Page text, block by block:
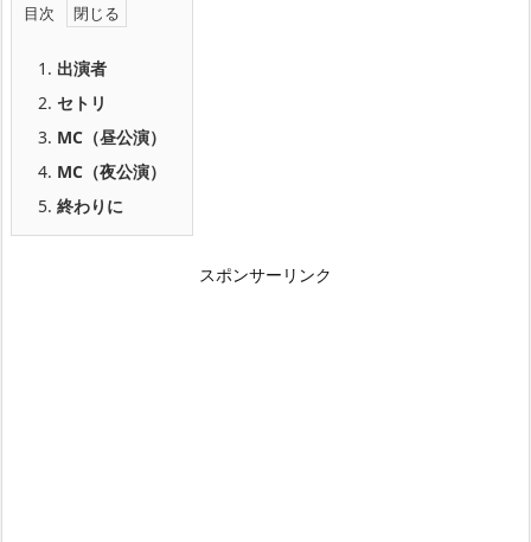
目次
1. 出演者
2. セトリ
3. MC（昼公演）
4. MC（夜公演）
5. 終わりに
スポンサーリンク